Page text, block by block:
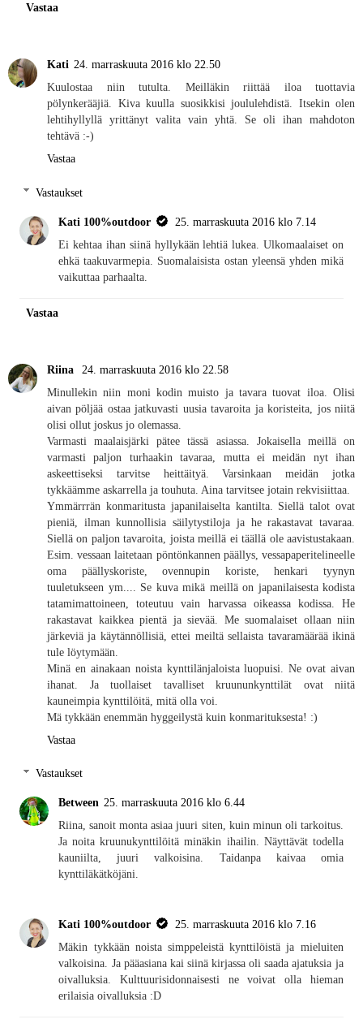
Vastaa
Kati 24. marraskuuta 2016 klo 22.50
Kuulostaa niin tutulta. Meilläkin riittää iloa tuottavia
pölynkerääjiä. Kiva kuulla suosikkisi joululehdistä. Itsekin olen
lehtihyllyllä yrittänyt valita vain yhtä. Se oli ihan mahdoton
tehtävä :-)
Vastaa
Vastaukset
Kati 100%outdoor
25. marraskuuta 2016 klo 7.14
Ei kehtaa ihan siinä hyllykään lehtiä lukea. Ulkomaalaiset on
ehkä taakuvarmepia. Suomalaisista ostan yleensä yhden mikä
vaikuttaa parhaalta.
Vastaa
Riina
24. marraskuuta 2016 klo 22.58
Minullekin niin moni kodin muisto ja tavara tuovat iloa. Olisi
aivan pöljää ostaa jatkuvasti uusia tavaroita ja koristeita, jos niitä
olisi ollut joskus jo olemassa.
Varmasti maalaisjärki pätee tässä asiassa. Jokaisella meillä on
varmasti paljon turhaakin tavaraa, mutta ei meidän nyt ihan
askeettiseksi tarvitse heittäityä. Varsinkaan meidän jotka
tykkäämme askarrella ja touhuta. Aina tarvitsee jotain rekvisiittaa.
Ymmärrrän konmaritusta japanilaiselta kantilta. Siellä talot ovat
pieniä, ilman kunnollisia säilytystiloja ja he rakastavat tavaraa.
Siellä on paljon tavaroita, joista meillä ei täällä ole aavistustakaan.
Esim. vessaan laitetaan pöntönkannen päällys, vessapaperitelineelle
oma päällyskoriste, ovennupin koriste, henkari tyynyn
tuuletukseen ym.... Se kuva mikä meillä on japanilaisesta kodista
tatamimattoineen, toteutuu vain harvassa oikeassa kodissa. He
rakastavat kaikkea pientä ja sievää. Me suomalaiset ollaan niin
järkeviä ja käytännöllisiä, ettei meiltä sellaista tavaramäärää ikinä
tule löytymään.
Minä en ainakaan noista kynttilänjaloista luopuisi. Ne ovat aivan
ihanat. Ja tuollaiset tavalliset kruununkynttilät ovat niitä
kauneimpia kynttilöitä, mitä olla voi.
Mä tykkään enemmän hyggeilystä kuin konmarituksesta! :)
Vastaa
Vastaukset
Between 25. marraskuuta 2016 klo 6.44
Riina, sanoit monta asiaa juuri siten, kuin minun oli tarkoitus.
Ja noita kruunukynttilöitä minäkin ihailin. Näyttävät todella
kauniilta, juuri valkoisina. Taidanpa kaivaa omia
kynttiläkätköjäni.
Kati 100%outdoor
25. marraskuuta 2016 klo 7.16
Mäkin tykkään noista simppeleistä kynttilöistä ja mieluiten
valkoisina. Ja pääasiana kai siinä kirjassa oli saada ajatuksia ja
oivalluksia. Kulttuurisidonnaisesti ne voivat olla hieman
erilaisia oivalluksia :D